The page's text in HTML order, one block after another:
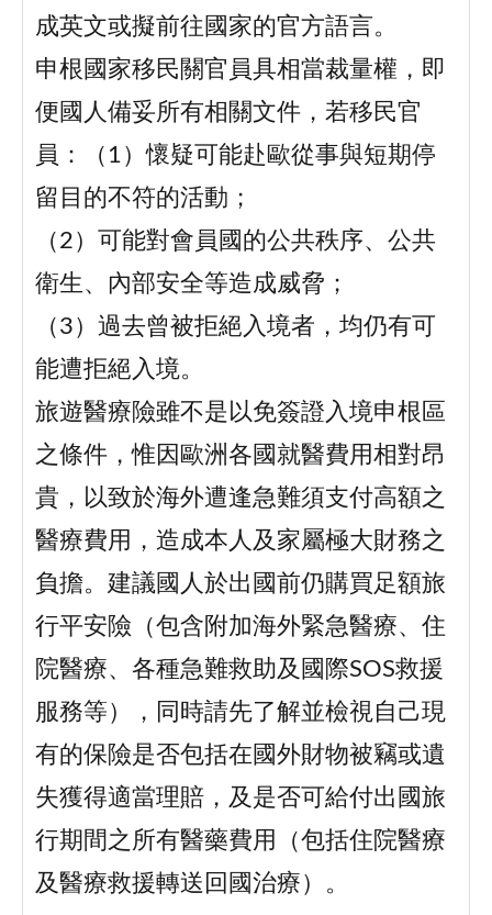
成英文或擬前往國家的官方語言。
申根國家移民關官員具相當裁量權，即
便國人備妥所有相關文件，若移民官
員：（1）懷疑可能赴歐從事與短期停
留目的不符的活動；
（2）可能對會員國的公共秩序、公共
衛生、內部安全等造成威脅；
（3）過去曾被拒絕入境者，均仍有可
能遭拒絕入境。
旅遊醫療險雖不是以免簽證入境申根區
之條件，惟因歐洲各國就醫費用相對昂
貴，以致於海外遭逢急難須支付高額之
醫療費用，造成本人及家屬極大財務之
負擔。建議國人於出國前仍購買足額旅
行平安險（包含附加海外緊急醫療、住
院醫療、各種急難救助及國際SOS救援
服務等），同時請先了解並檢視自己現
有的保險是否包括在國外財物被竊或遺
失獲得適當理賠，及是否可給付出國旅
行期間之所有醫藥費用（包括住院醫療
及醫療救援轉送回國治療）。